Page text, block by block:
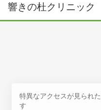
響きの杜クリニック
特異なアクセスが見られ
す